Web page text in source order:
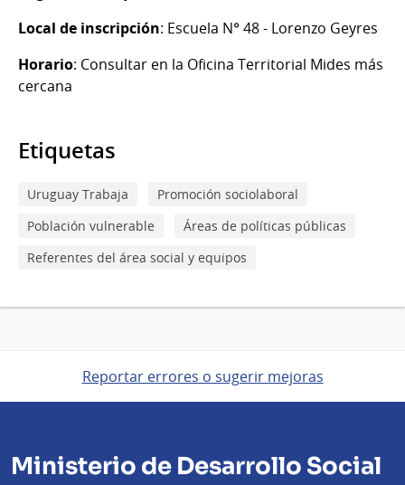
Local de inscripción: Escuela N° 48 - Lorenzo Geyres
Horario: Consultar en la Oficina Territorial Mides más
cercana
Etiquetas
Uruguay Trabaja
Promoción sociolaboral
Población vulnerable
Áreas de políticas públicas
Referentes del área social y equipos
Reportar errores o sugerir mejoras
Ministerio de Desarrollo Social